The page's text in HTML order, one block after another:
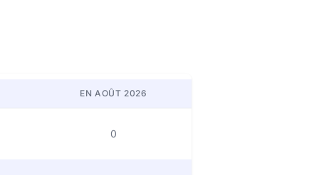
EN AOÛT 2026
0